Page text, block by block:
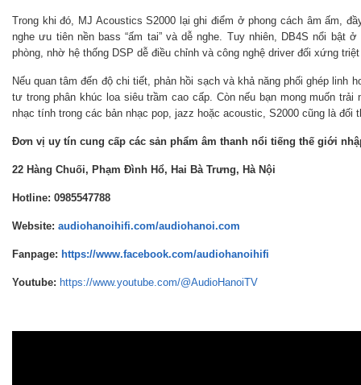
Trong khi đó, MJ Acoustics S2000 lại ghi điểm ở phong cách âm ấm,
nghe ưu tiên nền bass “ấm tai” và dễ nghe. Tuy nhiên, DB4S nổi bật
phòng, nhờ hệ thống DSP dễ điều chỉnh và công nghệ driver đối xứng
Nếu quan tâm đến độ chi tiết, phản hồi sạch và khả năng phối ghép linh
tư trong phân khúc loa siêu trầm cao cấp. Còn nếu bạn mong muốn trải
nhạc tính trong các bản nhạc pop, jazz hoặc acoustic, S2000 cũng là đối
Đơn vị uy tín cung cấp các sản phẩm âm thanh nổi tiếng thế giới
22 Hàng Chuối, Phạm Đình Hổ, Hai Bà Trưng, Hà Nội
Hotline: 0985547788
Website: audiohanoihifi.com/audiohanoi.com
Fanpage: https://www.facebook.com/audiohanoihifi
Youtube: https://www.youtube.com/@AudioHanoiTV